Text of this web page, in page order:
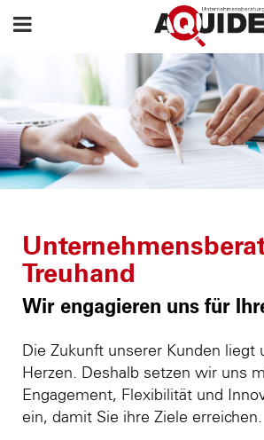
Treuhand
Wir engagieren uns für
Die Zukunft unserer Kunden liegt
Herzen. Deshalb setzen wir uns
Engagement, Flexibilität und
ein, damit Sie ihre Ziele erreichen.